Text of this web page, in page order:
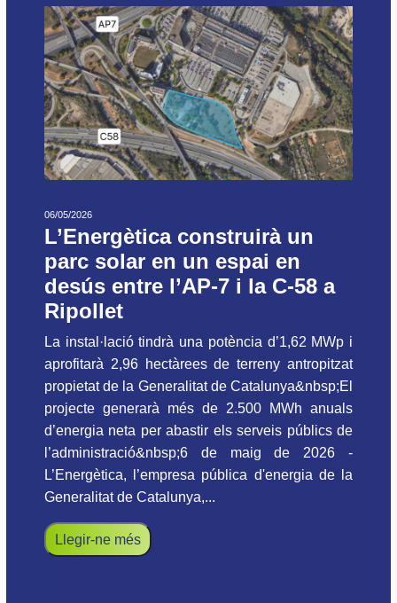
06/05/2026
L’Energètica construirà un
parc solar en un espai en
desús entre l’AP-7 i la C-58 a
Ripollet
La instal·lació tindrà una potència d’1,62 MWp i
aprofitarà 2,96 hectàrees de terreny antropitzat
propietat de la Generalitat de Catalunya&nbsp;El
projecte generarà més de 2.500 MWh anuals
d’energia neta per abastir els serveis públics de
l’administració&nbsp;6 de maig de 2026 -
L’Energètica, l’empresa pública d'energia de la
Generalitat de Catalunya,...
Llegir-ne més